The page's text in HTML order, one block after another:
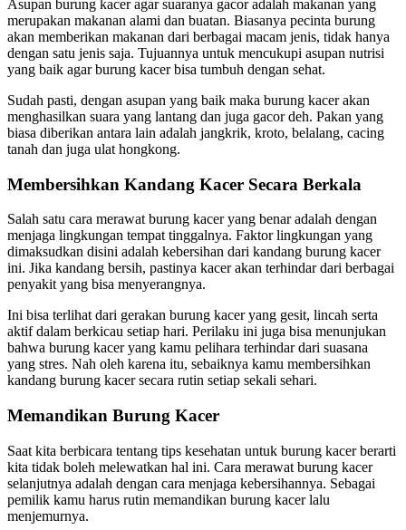
Asupan burung kacer agar suaranya gacor adalah makanan yang
merupakan makanan alami dan buatan. Biasanya pecinta burung
akan memberikan makanan dari berbagai macam jenis, tidak hanya
dengan satu jenis saja. Tujuannya untuk mencukupi asupan nutrisi
yang baik agar burung kacer bisa tumbuh dengan sehat.
Sudah pasti, dengan asupan yang baik maka burung kacer akan
menghasilkan suara yang lantang dan juga gacor deh. Pakan yang
biasa diberikan antara lain adalah jangkrik, kroto, belalang, cacing
tanah dan juga ulat hongkong.
Membersihkan Kandang Kacer Secara Berkala
Salah satu cara merawat burung kacer yang benar adalah dengan
menjaga lingkungan tempat tinggalnya. Faktor lingkungan yang
dimaksudkan disini adalah kebersihan dari kandang burung kacer
ini. Jika kandang bersih, pastinya kacer akan terhindar dari berbagai
penyakit yang bisa menyerangnya.
Ini bisa terlihat dari gerakan burung kacer yang gesit, lincah serta
aktif dalam berkicau setiap hari. Perilaku ini juga bisa menunjukan
bahwa burung kacer yang kamu pelihara terhindar dari suasana
yang stres. Nah oleh karena itu, sebaiknya kamu membersihkan
kandang burung kacer secara rutin setiap sekali sehari.
Memandikan Burung Kacer
Saat kita berbicara tentang tips kesehatan untuk burung kacer berarti
kita tidak boleh melewatkan hal ini. Cara merawat burung kacer
selanjutnya adalah dengan cara menjaga kebersihannya. Sebagai
pemilik kamu harus rutin memandikan burung kacer lalu
menjemurnya.